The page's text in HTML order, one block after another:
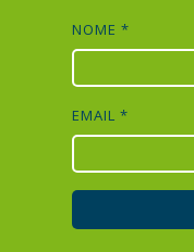
NOME*
EMAIL*